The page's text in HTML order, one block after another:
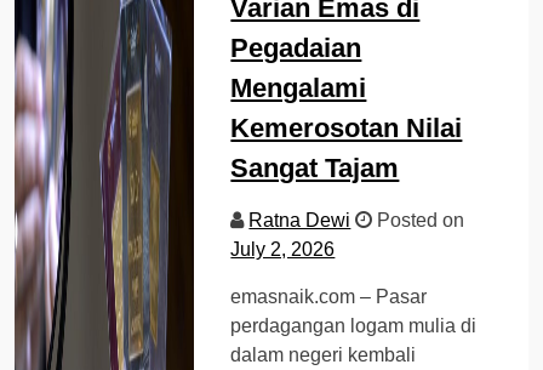
Varian Emas di
Pegadaian
Mengalami
Kemerosotan Nilai
Sangat Tajam
Ratna Dewi
Posted on
July 2, 2026
emasnaik.com – Pasar
perdagangan logam mulia di
dalam negeri kembali